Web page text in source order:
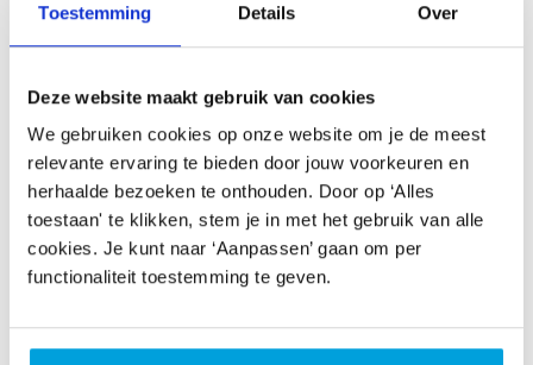
Toestemming Details Over
Deze website maakt gebruik van cookies
We gebruiken cookies op onze website om je de meest
relevante ervaring te bieden door jouw voorkeuren en
herhaalde bezoeken te onthouden. Door op ‘Alles
toestaan' te klikken, stem je in met het gebruik van alle
cookies. Je kunt naar ‘Aanpassen’ gaan om per
functionaliteit toestemming te geven.
het stimuleren van de ontwikkeling van onze leden.
Daardoor ontstaat een beter evenwicht tussen denken,
Wij bieden ook therapie aan via de aanvullende
zorgverzekering. Dit staat los van de dagbesteding en er
is geen indicatie nodig om gebruik te maken van de
kunstzinnige therapie. Deze therapie is voor mensen die
tijdelijk extra professionele hulp nodig hebben bij hun
klachten. Wij hebben onder andere ook een speciaal
traject ontwikkeld voor mensen die burn-out klachten